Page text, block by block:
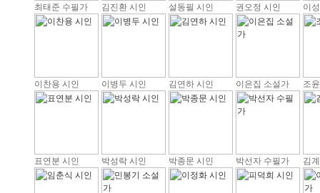
최태준 수필가 김진환 시인 설동필 시인 권오정 시인 이
이찬용 시인 이병두 시인 김연하 시인 이은집 소설가 조
표연분 시인 박성락 시인 박종문 시인 박선자 수필가 김